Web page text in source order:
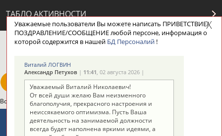
ТАБЛО АКТИВНОСТИ
ЦЕЛИ ПРОЕКТА НАШИ КНОПКИ
Вопросы сотрудничества и совместной деятельности
Адресов в новостной рассылке: 996
Уважаемые пользователи Вы можете написать ПРИВЕТСТВИЕ/
ПОЗДРАВЛЕНИЕ/СООБЩЕНИЕ любой персоне, информация о
которой содержится в нашей БД Персоналий!
Виталий ЛОГВИН
Александр Петухов| 11:41, 02 августа 2026 |
Уважаемый Виталий Николаевич!
От всей души желаю Вам неизменного
благополучия, прекрасного настроения и
неиссякаемого оптимизма. Пусть Ваша
деятельность на занимаемой должности
всегда будет наполнена яркими идеями, а